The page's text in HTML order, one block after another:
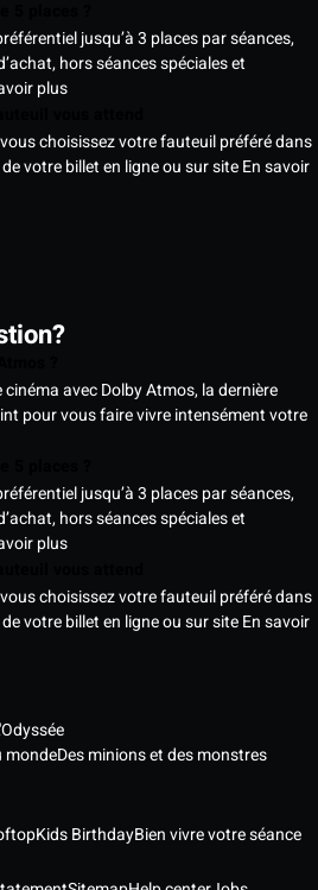
jusqu’à 3 places par séances,
hors séances spéciales et
plus
choisissez votre fauteuil préféré dans
votre billet en ligne ou sur siteEn savoir
avec Dolby Atmos, la dernière
pour vous faire vivre intensément votre
jusqu’à 3 places par séances,
hors séances spéciales et
plus
choisissez votre fauteuil préféré dans
votre billet en ligne ou sur siteEn savoir
mondeDes minions et des monstres
Kids BirthdayBien vivre votre séance